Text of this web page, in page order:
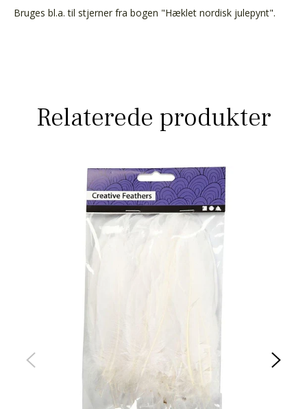
Bruges bl.a. til stjerner fra bogen "Hæklet nordisk julepynt".
Relaterede produkter